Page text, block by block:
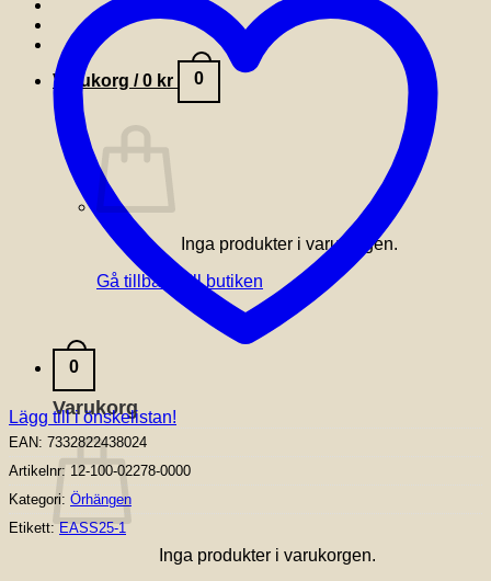
Varukorg /0 kr 0
Inga produkter i varukorgen.
Gå tillbaka till butiken
0
Varukorg
Inga produkter i varukorgen.
Lägg till i önskelistan!
EAN: 7332822438024
Artikelnr: 12-100-02278-0000
Kategori: Örhängen
Etikett:EASS25-1